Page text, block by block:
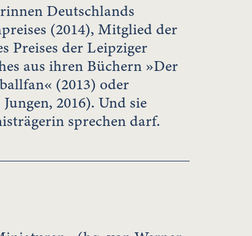
Deutschlands
(2014), Mitglied der
Preises der Leipziger
aus ihren Büchern »Der
(2013) oder
2016). Und sie
sprechen darf.